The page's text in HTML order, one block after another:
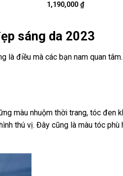
1,190,000₫
sáng da 2023
là điều mà các bạn nam quan tâm.
màu nhuộm thời trang, tóc đen
thú vị. Đây cũng là màu tóc phù